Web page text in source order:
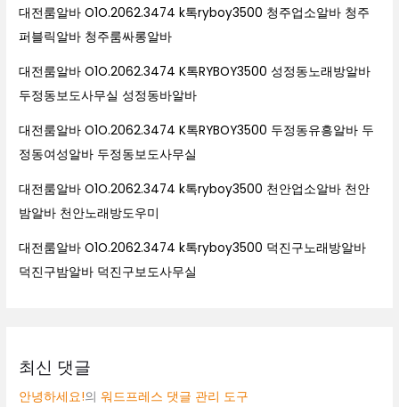
대전룸알바 O1O.2062.3474 k톡ryboy3500 청주업소알바 청주
퍼블릭알바 청주룸싸롱알바
대전룸알바 O1O.2062.3474 K톡RYBOY3500 성정동노래방알바
두정동보도사무실 성정동바알바
대전룸알바 O1O.2062.3474 K톡RYBOY3500 두정동유흥알바 두
정동여성알바 두정동보도사무실
대전룸알바 O1O.2062.3474 k톡ryboy3500 천안업소알바 천안
밤알바 천안노래방도우미
대전룸알바 O1O.2062.3474 k톡ryboy3500 덕진구노래방알바
덕진구밤알바 덕진구보도사무실
최신 댓글
안녕하세요!의워드프레스 댓글 관리 도구